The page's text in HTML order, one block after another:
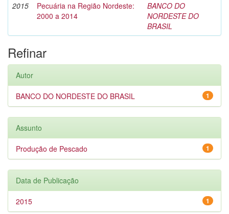
2015
Pecuária na Região Nordeste:
2000 a 2014
BANCO DO
NORDESTE DO
BRASIL
Refinar
Autor
1
BANCO DO NORDESTE DO BRASIL
Assunto
1
Produção de Pescado
Data de Publicação
1
2015